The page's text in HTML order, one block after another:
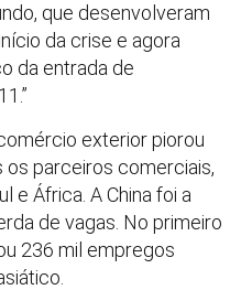
que desenvolveram
da crise e agora
da entrada de
exterior piorou
parceiros comerciais,
e África. A China foi a
de vagas. No primeiro
236 mil empregos